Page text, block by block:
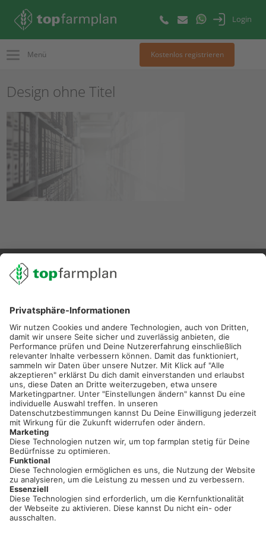
Login
Menü Kostenlos registrieren
Design ohne Titel
02501 801 44 84
service@topfarmplan.de
Sei immer auf dem Laufenden!
Neue Features, spannende Tipps und hilfreiche Anleitungen!
Registriere dich kostenlos!